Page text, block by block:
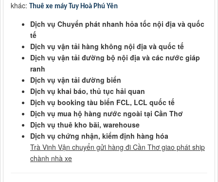
khác: Thuê xe máy Tuy Hoà Phú Yên
Dịch vụ Chuyển phát nhanh hỏa tốc nội địa và quốc
tế
Dịch vụ vận tải hàng không nội địa và quốc tế
Dịch vụ vận tải đường bộ nội địa và các nước giáp
ranh
Dịch vụ vận tải đường biển
Dịch vụ khai báo, thủ tục hải quan
Dịch vụ booking tàu biển FCL, LCL quốc tế
Dịch vụ mua hộ hàng nước ngoài tại Cần Thơ
Dịch vụ thuê kho bãi, warehouse
Dịch vụ chứng nhận, kiểm định hàng hóa
Trà Vinh Vận chuyển gửi hàng đi Cần Thơ giao phát ship
chành nhà xe